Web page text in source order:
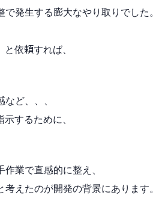
発生する膨大なやり取りでした。
依頼すれば、
ど、、、
するために、
業で直感的に整え、
えたのが開発の背景にあります。